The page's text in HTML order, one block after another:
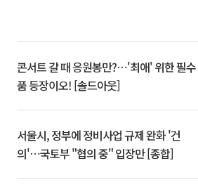
콘서트 갈 때 응원봉만?⋯'최애' 위한 필수
품 등장이오! [솔드아웃]
서울시, 정부에 정비사업 규제 완화 '건
의'⋯국토부 "협의 중" 입장만 [종합]